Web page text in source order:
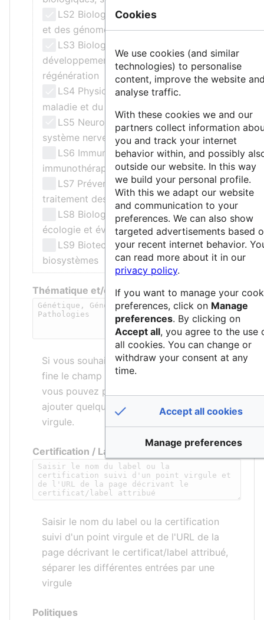
LS2 Biologie intégrative : des gènes
et des génomes aux systèmes
LS3 Biologie cellulaire,
développement, cellules souches et
régénération
LS4 Physiologie de la santé, de la
maladie et du vieillissement
LS5 Neurosciences et troubles du
système nerveux
LS6 Immunité, infection et
immunothérapie
LS7 Prévention, diagnostic et
traitement des maladies humaines
LS8 Biologie environnementale,
écologie et évolution
LS9 Biotechnologie et ingénierie des
biosystèmes
Thématique et/ou mots-clés
Si vous souhaitez décrire de manière plus
fine le champ d’application de la structure,
vous pouvez préciser une thématique et/ou
ajouter quelques mots-clés séparés par une
virgule.
Certification / Label
Saisir le nom du label ou la certification
suivi d'un point virgule et de l'URL de la
page décrivant le certificat/label attribué,
séparer les différentes entrées par une
virgule
Politiques
Cookies
We use cookies (and similar
technologies) to personalise
content, improve the website
analyse traffic.
With these cookies we and our
partners collect information
you and track your internet
behavior within, and possibly
outside our website. In this way
we build your personal profile.
With this we adapt our website
and communication to your
preferences. We can also show
targeted advertisements based
your recent internet behavior.
can read more about it in our
privacy policy.
If you want to manage your
preferences, click on Manage
preferences. By clicking on
Accept all, you agree to the use
all cookies. You can change or
withdraw your consent at any
time.
Accept all cookies
Manage preferences